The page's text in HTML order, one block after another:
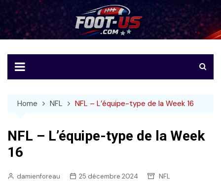
to
content
Foot-US
Le football américain en français
Home NFL NFL – L’équipe-type de la Week 16
NFL – L’équipe-type de la Week
16
damienforeau 25 décembre 2024 NFL